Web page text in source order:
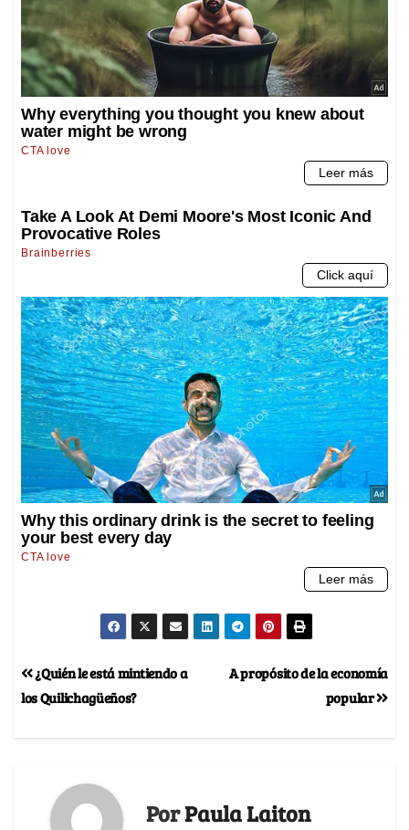
A propósito de la economía
popular
¿Quién le está mintiendo a
los Quilichagüeños?
PorPaula Laiton